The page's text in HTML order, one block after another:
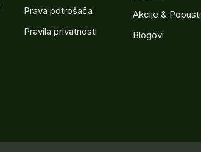
Prava potrošača
Pravila privatnosti
Akcije & Popusti
Blogovi